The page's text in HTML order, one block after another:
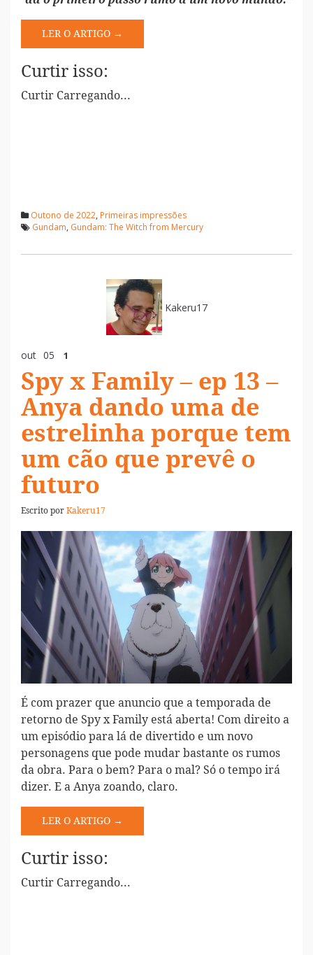
LER O ARTIGO →
Curtir isso:
Curtir Carregando...
Outono de 2022, Primeiras impressões
Gundam, Gundam: The Witch from Mercury
Kakeru17
out 05 1
Spy x Family – ep 13 –
Anya dando uma de
estrelinha porque tem
um cão que prevê o
futuro
Escrito porKakeru17
É com prazer que anuncio que a temporada de
retorno de Spy x Family está aberta! Com direito a
um episódio para lá de divertido e um novo
personagens que pode mudar bastante os rumos
da obra. Para o bem? Para o mal? Só o tempo irá
dizer. E a Anya zoando, claro.
LER O ARTIGO →
Curtir isso:
Curtir Carregando...